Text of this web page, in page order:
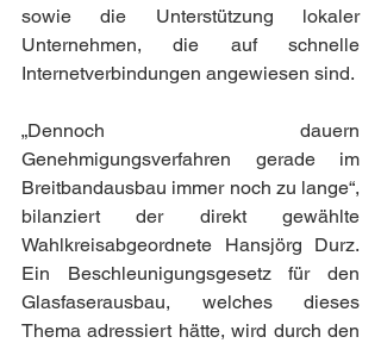
sowie die Unterstützung lokaler
Unternehmen, die auf schnelle
Internetverbindungen angewiesen sind.
„Dennoch dauern
Genehmigungsverfahren gerade im
Breitbandausbau immer noch zu lange“,
bilanziert der direkt gewählte
Wahlkreisabgeordnete Hansjörg Durz.
Ein Beschleunigungsgesetz für den
Glasfaserausbau, welches dieses
Thema adressiert hätte, wird durch den